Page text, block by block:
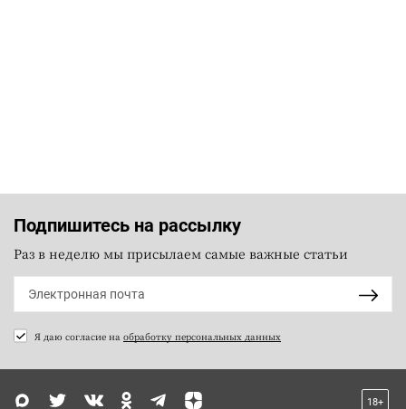
Подпишитесь на рассылку
Раз в неделю мы присылаем самые важные статьи
Я даю согласие на обработку персональных данных
18+